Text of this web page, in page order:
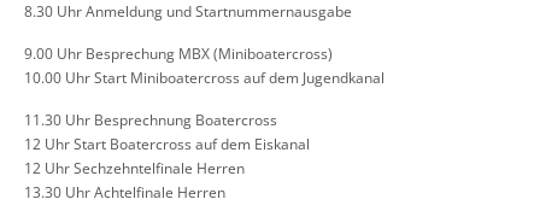
8.30 Uhr Anmeldung und Startnummernausgabe
9.00 Uhr Besprechung MBX (Miniboatercross)
10.00 Uhr Start Miniboatercross auf dem Jugendkanal
11.30 Uhr Besprechnung Boatercross
12 Uhr Start Boatercross auf dem Eiskanal
12 Uhr Sechzehntelfinale Herren
13.30 Uhr Achtelfinale Herren